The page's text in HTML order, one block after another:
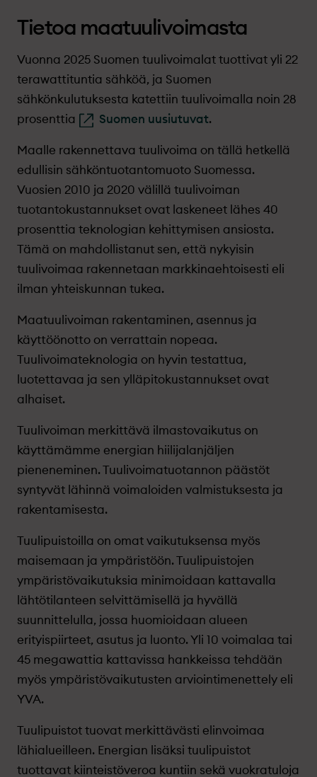
Tietoa maatuulivoimasta
Vuonna 2025 Suomen tuulivoimalat tuottivat yli 22
terawattituntia sähköä, ja Suomen
sähkönkulutuksesta katettiin tuulivoimalla noin 28
prosenttia
Suomen uusiutuvat.
Maalle rakennettava tuulivoima on tällä hetkellä
edullisin sähköntuotantomuoto Suomessa.
Vuosien 2010 ja 2020 välillä tuulivoiman
tuotantokustannukset ovat laskeneet lähes 40
prosenttia teknologian kehittymisen ansiosta.
Tämä on mahdollistanut sen, että nykyisin
tuulivoimaa rakennetaan markkinaehtoisesti eli
ilman yhteiskunnan tukea.
Maatuulivoiman rakentaminen, asennus ja
käyttöönotto on verrattain nopeaa.
Tuulivoimateknologia on hyvin testattua,
luotettavaa ja sen ylläpitokustannukset ovat
alhaiset.
Tuulivoiman merkittävä ilmastovaikutus on
käyttämämme energian hiilijalanjäljen
pieneneminen. Tuulivoimatuotannon päästöt
syntyvät lähinnä voimaloiden valmistuksesta ja
rakentamisesta.
Tuulipuistoilla on omat vaikutuksensa myös
maisemaan ja ympäristöön. Tuulipuistojen
ympäristövaikutuksia minimoidaan kattavalla
lähtötilanteen selvittämisellä ja hyvällä
suunnittelulla, jossa huomioidaan alueen
erityispiirteet, asutus ja luonto. Yli 10 voimalaa tai
45 megawattia kattavissa hankkeissa tehdään
myös ympäristövaikutusten arviointimenettely eli
YVA.
Tuulipuistot tuovat merkittävästi elinvoimaa
lähialueilleen. Energian lisäksi tuulipuistot
tuottavat kiinteistöveroa kuntiin sekä vuokratuloja